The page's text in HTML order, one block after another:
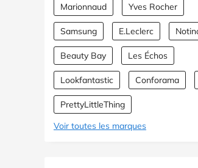
Marionnaud Yves Rocher
Samsung E.Leclerc
Beauty Bay Les Échos
Lookfantastic Conforama
PrettyLittleThing
Voir toutes les marques